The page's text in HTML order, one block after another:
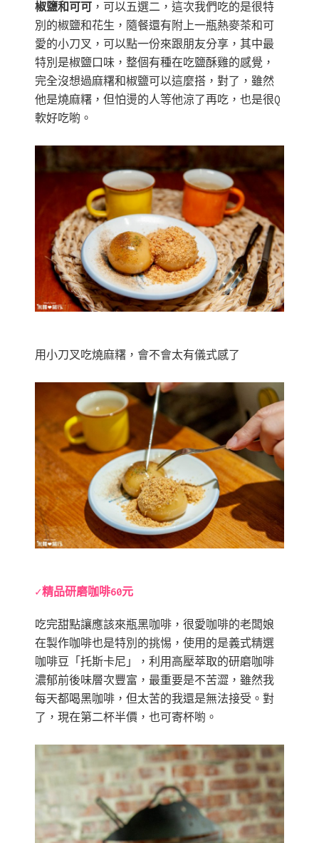
椒鹽和可可 ，可以五選二，這次我們吃的是很特
別的椒鹽和花生，隨餐還有附上一瓶熱麥茶和可
愛的小刀叉，可以點一份來跟朋友分享，其中最
特別是椒鹽口味，整個有種在吃鹽酥雞的感覺，
完全沒想過麻糬和椒鹽可以這麼搭，對了，雖然
他是燒麻糬，但怕燙的人等他涼了再吃，也是很Q
軟好吃喲。
用小刀叉吃燒麻糬，會不會太有儀式感了
✓精品研磨咖啡60元
吃完甜點讓應該來瓶黑咖啡，很愛咖啡的老闆娘
在製作咖啡也是特別的挑惕，使用的是義式精選
咖啡豆「托斯卡尼」，利用高壓萃取的研磨咖啡
濃郁前後味層次豐富，最重要是不苦澀，雖然我
每天都喝黑咖啡，但太苦的我還是無法接受。對
了，現在第二杯半價，也可寄杯喲。